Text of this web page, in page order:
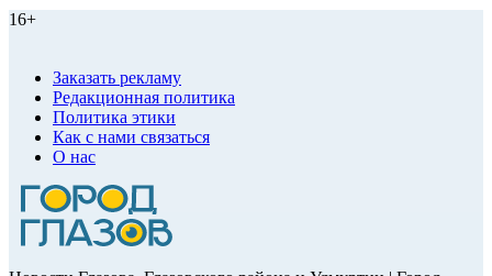
16+
Заказать рекламу
Редакционная политика
Политика этики
Как с нами связаться
О нас